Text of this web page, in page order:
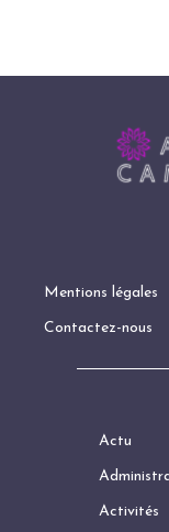
Mentions légales
Contactez-nous
Actu
Activités